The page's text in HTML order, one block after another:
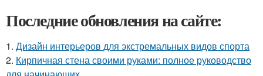
Последние обновления на сайте:
1. Дизайн интерьеров для экстремальных видов спорта
2. Кирпичная стена своими руками: полное руководство